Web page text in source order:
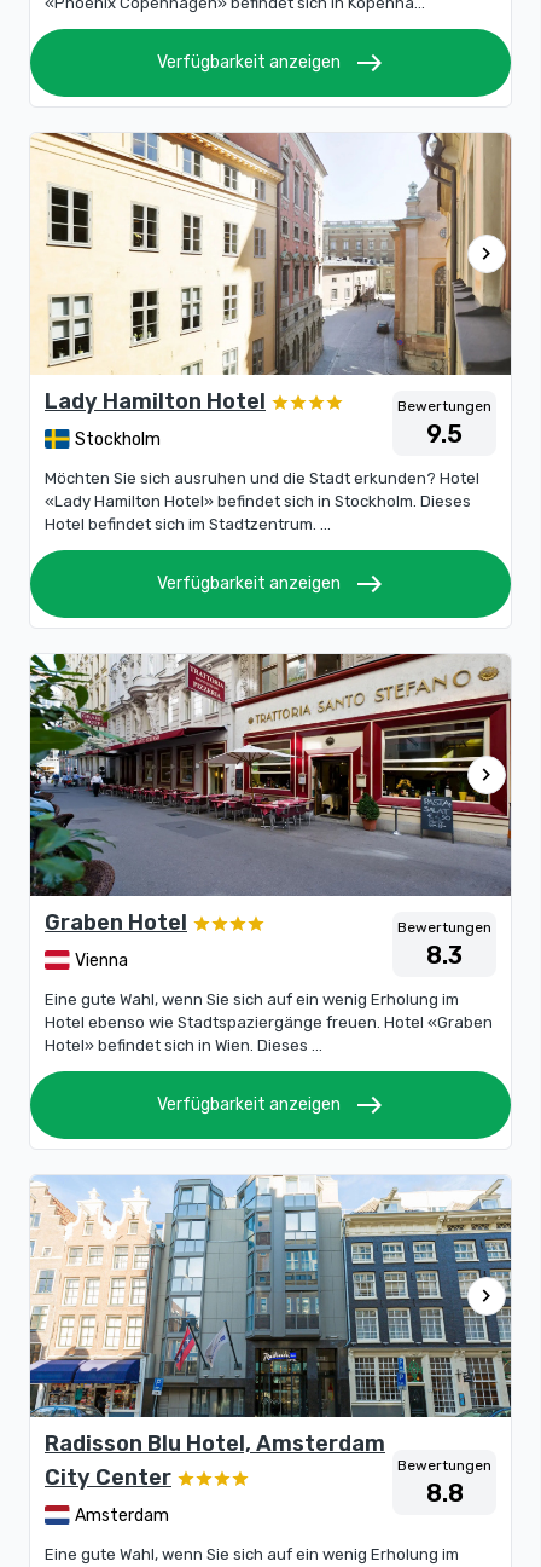
Verfügbarkeit anzeigen east
chevron_right
Lady Hamilton Hotel
Stockholm
Bewertungen
9.5
Möchten Sie sich ausruhen und die Stadt erkunden? Hotel
«Lady Hamilton Hotel» befindet sich in Stockholm. Dieses
Hotel befindet sich im Stadtzentrum. ...
Verfügbarkeit anzeigen east
chevron_right
Graben Hotel
Vienna
Bewertungen
8.3
Eine gute Wahl, wenn Sie sich auf ein wenig Erholung im
Hotel ebenso wie Stadtspaziergänge freuen. Hotel «Graben
Hotel» befindet sich in Wien. Dieses ...
Verfügbarkeit anzeigen east
chevron_right
Radisson Blu Hotel, Amsterdam
City Center
Amsterdam
Bewertungen
8.8
Eine gute Wahl, wenn Sie sich auf ein wenig Erholung im